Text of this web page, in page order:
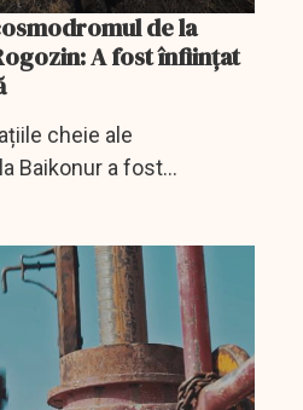
de la
A fost înființat
cheie ale
Baikonur a fost
întreprinderilor
de...